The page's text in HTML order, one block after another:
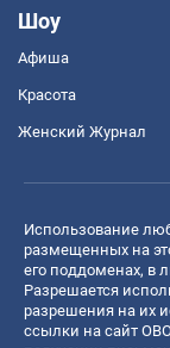
Шоу
Афиша
Красота
Женский Журнал
Использование
размещенных на
его поддоменах, в
Разрешается
разрешения на их
ссылки на сайт